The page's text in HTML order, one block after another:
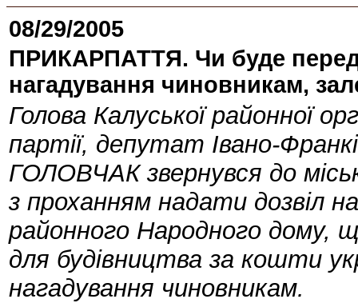
08/29/2005
ПРИКАРПАТТЯ. Чи буде
нагадування чиновникам,
Голова Калуської районної
партії, депутат Івано-
ГОЛОВЧАК звернувся до
з проханням надати дозвіл на
районного Народного дому,
для будівництва за кошти
нагадування чиновникам.